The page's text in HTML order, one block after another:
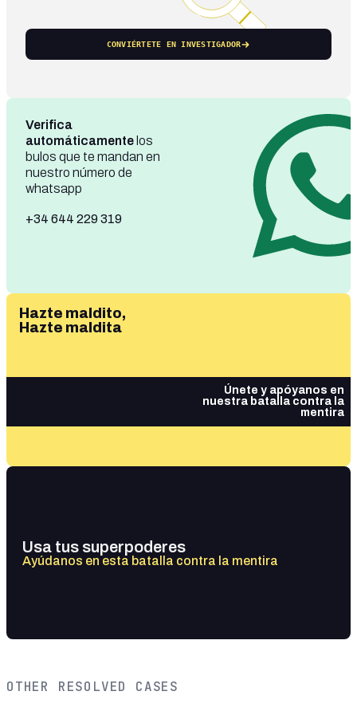
CONVIÉRTETE EN INVESTIGADOR
Verifica
automáticamente los
bulos que te mandan en
nuestro número de
whatsapp
+34 644 229 319
Hazte maldito,
Hazte maldita
Únete y apóyanos en
nuestra batalla contra la
mentira
Usa tus superpoderes
Ayúdanos en esta batalla contra la mentira
OTHER RESOLVED CASES